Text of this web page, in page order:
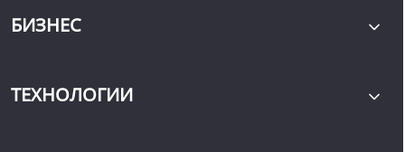
БИЗНЕС
ТЕХНОЛОГИИ